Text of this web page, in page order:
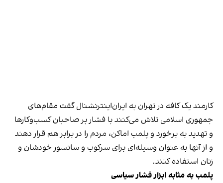
کارمند یک کافه در تهران به ایران‌اینترنشنال گفت مقام‌های
جمهوری اسلامی تلاش می‌کنند با فشار بر صاحبان کسب‌وکارها
و تهدید به برخورد و پلمب اماکن، مردم را در برابر هم قرار دهند
و از آنها به عنوان وسیله‌ای برای سرکوب و سانسور خودشان و
زنان استفاده کنند.
پلمب به مثابه ابزار فشار سیاسی